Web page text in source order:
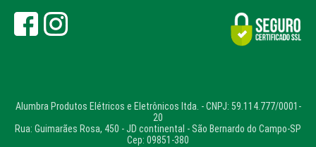
Alumbra Produtos Elétricos e Eletrônicos ltda. - CNPJ: 59.114.777/0001-
20
Rua: Guimarães Rosa, 450 - JD continental - São Bernardo do Campo-SP
Cep: 09851-380